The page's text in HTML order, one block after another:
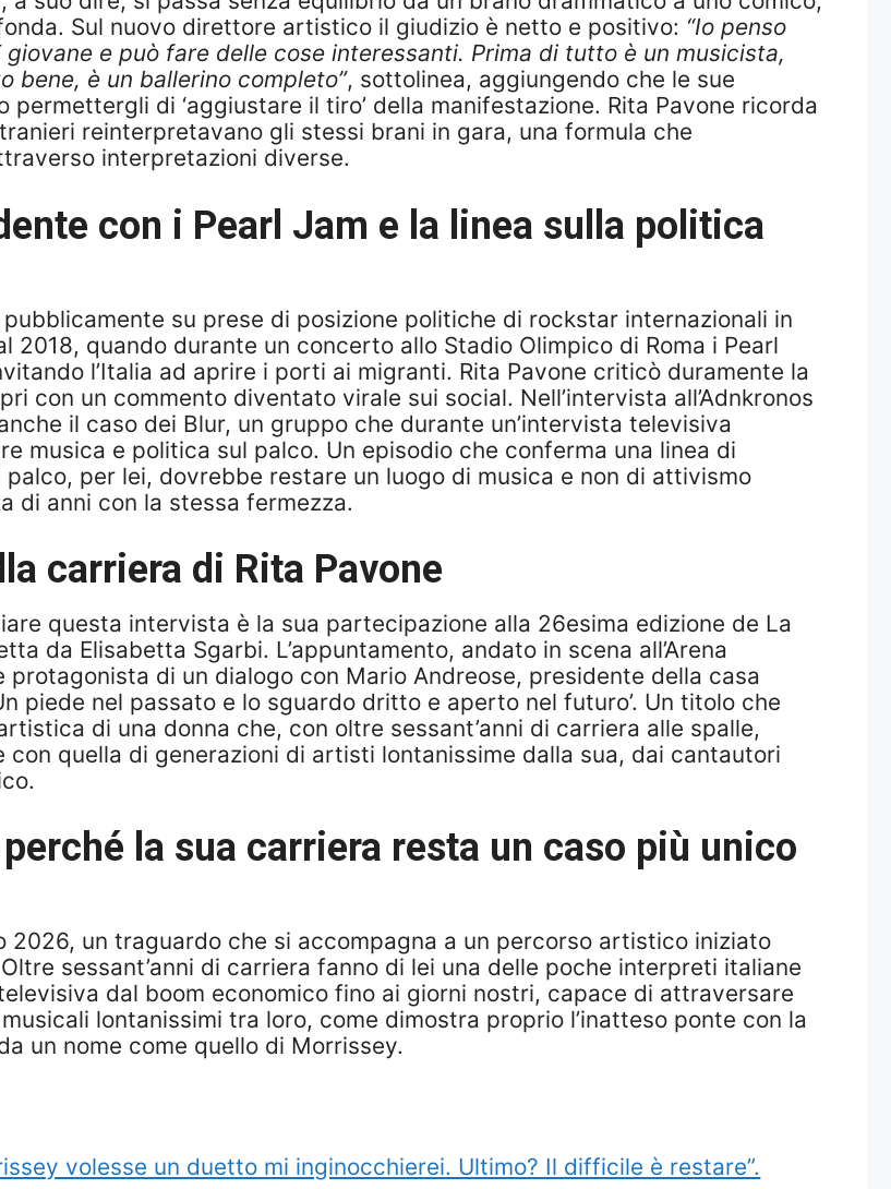
Sul nuovo direttore artistico il giudizio è netto e positivo: “Io penso
e può fare delle cose interessanti. Prima di tutto è un musicista,
bene, è un ballerino completo”, sottolinea, aggiungendo che le sue
di ‘aggiustare il tiro’ della manifestazione. Rita Pavone ricorda
reinterpretavano gli stessi brani in gara, una formula che
interpretazioni diverse.
con i Pearl Jam e la linea sulla politica
su prese di posizione politiche di rockstar internazionali in
quando durante un concerto allo Stadio Olimpico di Roma i Pearl
l’Italia ad aprire i porti ai migranti. Rita Pavone criticò duramente la
con un commento diventato virale sui social. Nell’intervista all’Adnkronos
il caso dei Blur, un gruppo che durante un’intervista televisiva
musica e politica sul palco. Un episodio che conferma una linea di
per lei, dovrebbe restare un luogo di musica e non di attivismo
di anni con la stessa fermezza.
carriera di Rita Pavone
questa intervista è la sua partecipazione alla 26esima edizione de La
da Elisabetta Sgarbi. L’appuntamento, andato in scena all’Arena
di un dialogo con Mario Andreose, presidente della casa
piede nel passato e lo sguardo dritto e aperto nel futuro’. Un titolo che
di una donna che, con oltre sessant’anni di carriera alle spalle,
quella di generazioni di artisti lontanissime dalla sua, dai cantautori
la sua carriera resta un caso più unico
2026, un traguardo che si accompagna a un percorso artistico iniziato
sessant’anni di carriera fanno di lei una delle poche interpreti italiane
dal boom economico fino ai giorni nostri, capace di attraversare
lontanissimi tra loro, come dimostra proprio l’inatteso ponte con la
un nome come quello di Morrissey.
volesse un duetto mi inginocchierei. Ultimo? Il difficile è restare”.